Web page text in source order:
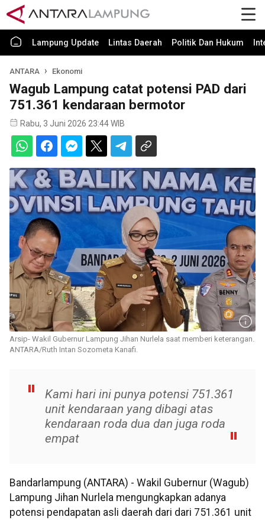
Lampung Update Lintas Daerah Politik Dan Hukum
ANTARA Ekonomi
Wagub Lampung catat potensi PAD dari
751.361 kendaraan bermotor
Rabu, 3 Juni 2026 23:44 WIB
Arsip- Wakil Gubernur Lampung Jihan Nurlela saat memberi keterangan.
ANTARA/Ruth Intan Sozometa Kanafi.
Kami hari ini punya potensi 751.361
unit kendaraan yang dibagi atas
kendaraan roda dua dan juga roda
empat
Bandarlampung (ANTARA) - Wakil Gubernur (Wagub)
Lampung Jihan Nurlela mengungkapkan adanya
potensi pendapatan asli daerah dari dari 751.361 unit